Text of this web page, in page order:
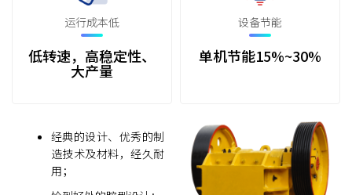
运行成本低
低转速，高稳定性、
大产量
设备节能
单机节能15%~30%
经典的设计、优秀的制
造技术及材料，经久耐
用；